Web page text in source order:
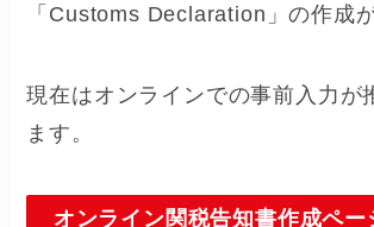
「Customs Declaration」の作成
現在はオンラインでの事前入力が
ます。
オンライン関税告知書作成ペー